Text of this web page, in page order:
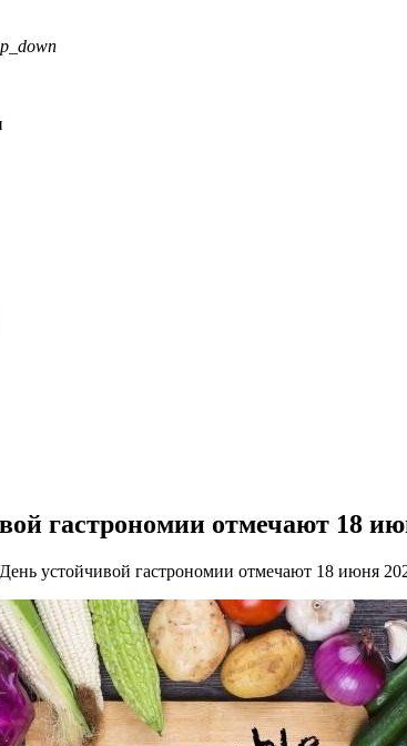
гастрономии отмечают 18
День устойчивой гастрономии отмечают 18 июня